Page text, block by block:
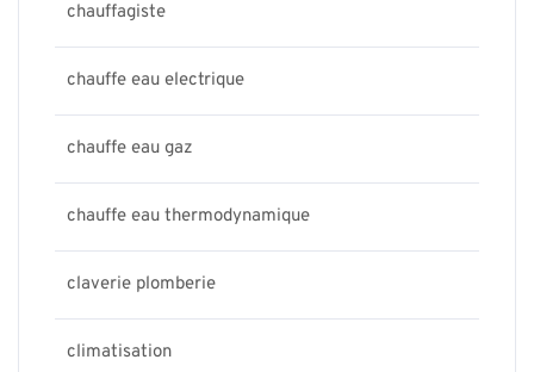
chauffagiste
chauffe eau electrique
chauffe eau gaz
chauffe eau thermodynamique
claverie plomberie
climatisation